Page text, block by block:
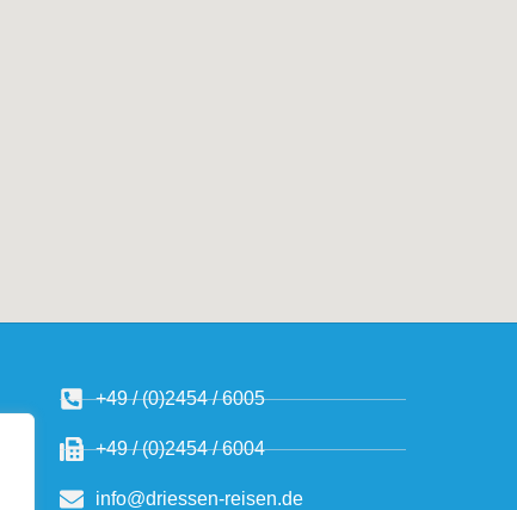
+49 / (0)2454 / 6005
+49 / (0)2454 / 6004
info@driessen-reisen.de